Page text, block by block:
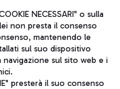
a direzione e
NECESSARI" o sulla
non presta il consenso
mantenendo le
sul suo dispositivo
navigazione sul sito web e i
presterà il suo consenso